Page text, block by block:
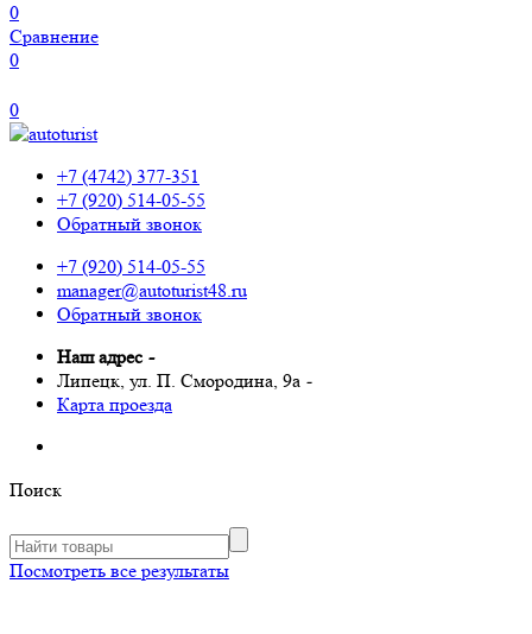
0
Сравнение
0
0
+7 (4742) 377-351
+7 (920) 514-05-55
Обратный звонок
+7 (920) 514-05-55
manager@autoturist48.ru
Обратный звонок
Наш адрес -
Липецк, ул. П. Смородина, 9а -
Карта проезда
Поиск
Посмотреть все результаты